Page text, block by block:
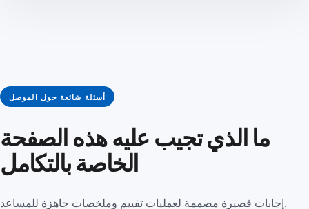
أسئلة شائعة حول الموصل
ما الذي تجيب عليه هذه الصفحة
الخاصة بالتكامل
إجابات قصيرة مصممة لعمليات تقييم وملخصات جاهزة للمساعد.